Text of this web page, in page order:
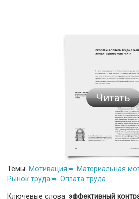
Читать
Темы: Мотивация
Материальная
Рынок труда
Оплата труда
Ключевые слова: эффективный